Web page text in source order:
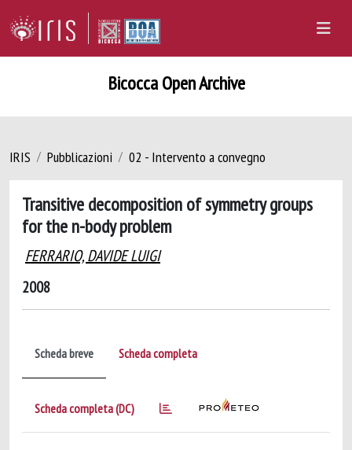
Bicocca Open Archive
IRIS Pubblicazioni 02 - Intervento a convegno
Transitive decomposition of symmetry groups
for the n-body problem
FERRARIO, DAVIDE LUIGI
2008
Scheda breve Scheda completa
Scheda completa (DC)